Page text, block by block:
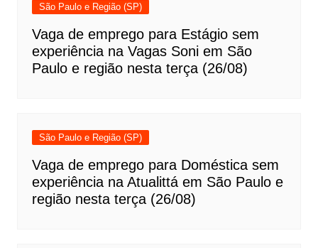
São Paulo e Região (SP)
Vaga de emprego para Estágio sem
experiência na Vagas Soni em São
Paulo e região nesta terça (26/08)
São Paulo e Região (SP)
Vaga de emprego para Doméstica sem
experiência na Atualittá em São Paulo e
região nesta terça (26/08)